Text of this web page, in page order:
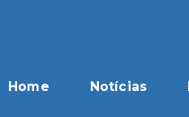
Home Notícias